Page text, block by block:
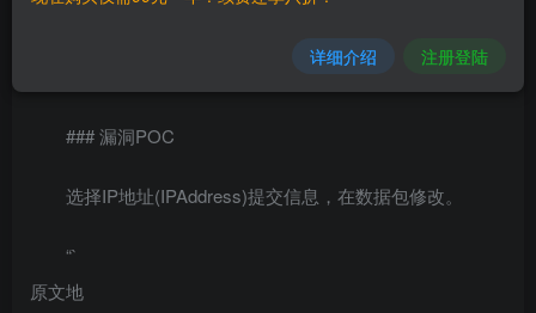
### 漏洞POC
选择IP地址(IPAddress)提交信息，在数据包修改。
“`
原文地
详细介绍 注册登陆